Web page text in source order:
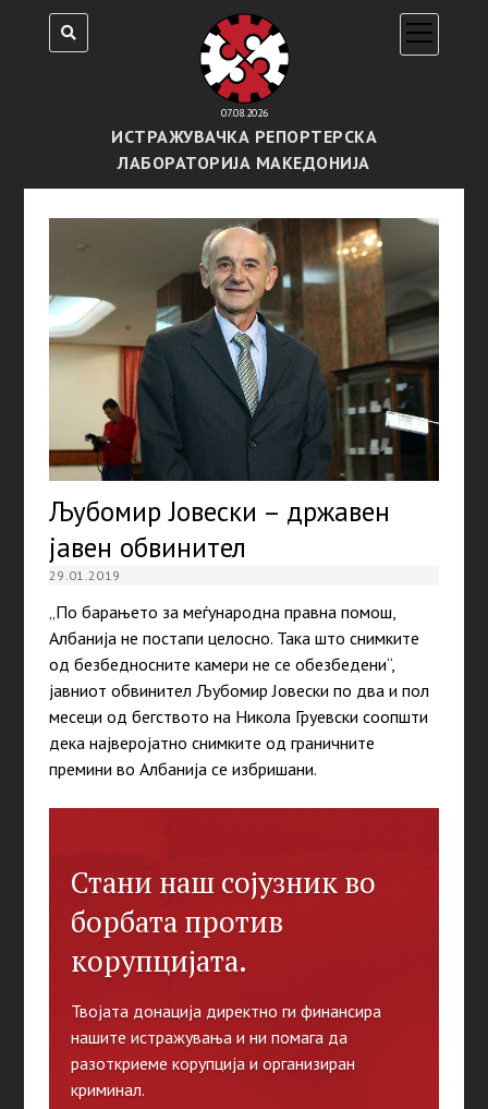
07.08.2026
ИСТРАЖУВАЧКА РЕПОРТЕРСКА
ЛАБОРАТОРИЈА МАКЕДОНИЈА
open
menu
Љубомир Јовески – државен
јавен обвинител
29.01.2019
„По барањето за меѓународна правна помош,
Албанија не постапи целосно. Така што снимките
од безбедносните камери не се обезбедени“,
јавниот обвинител Љубомир Јовески по два и пол
месеци од бегството на Никола Груевски соопшти
дека најверојатно снимките од граничните
премини во Албанија се избришани.
Стани наш сојузник во
борбата против
корупцијата.
Твојата донација директно ги финансира
нашите истражувања и ни помага да
разоткриеме корупција и организиран
криминал.